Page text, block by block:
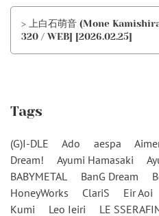
> 上白石萌音 (Mone
320 / WEB] [2026.02.25]
Tags
(G)I-DLE Ado aespa
Dream!
Ayumi Hamasaki
BABYMETAL
BanG Dream
HoneyWorks
ClariS Eir Aoi
Kumi
Leo Ieiri LE